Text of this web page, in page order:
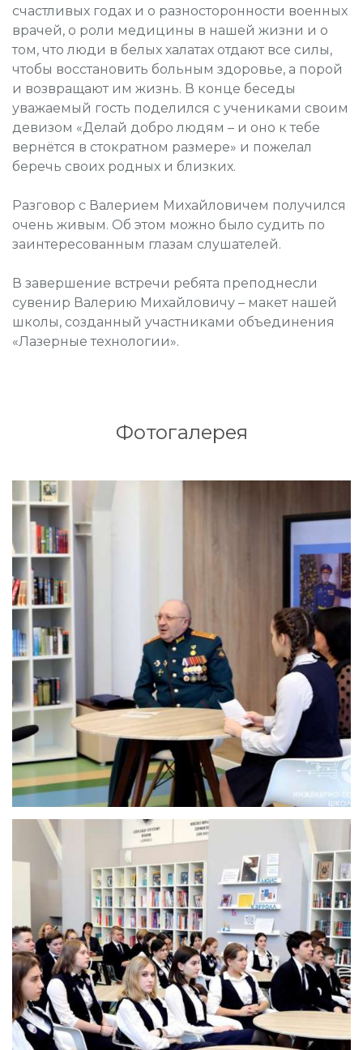
счастливых годах и о разносторонности военных
врачей, о роли медицины в нашей жизни и о
том, что люди в белых халатах отдают все силы,
чтобы восстановить больным здоровье, а порой
и возвращают им жизнь. В конце беседы
уважаемый гость поделился с учениками своим
девизом «Делай добро людям – и оно к тебе
вернётся в стократном размере» и пожелал
беречь своих родных и близких.
Разговор с Валерием Михайловичем получился
очень живым. Об этом можно было судить по
заинтересованным глазам слушателей.
В завершение встречи ребята преподнесли
сувенир Валерию Михайловичу – макет нашей
школы, созданный участниками объединения
«Лазерные технологии».
Фотогалерея